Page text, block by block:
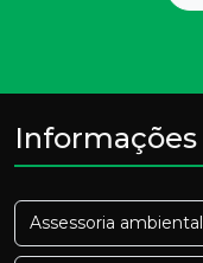
Informações
Assessoria ambiental